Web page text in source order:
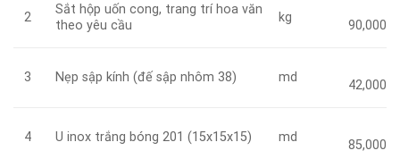
2
Sắt hộp uốn cong, trang trí hoa văn
theo yêu cầu
kg
90,000
3 Nẹp sập kính (đế sập nhôm 38) md
42,000
4 U inox trắng bóng 201 (15x15x15) md
85,000